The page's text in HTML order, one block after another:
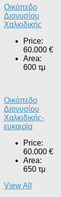
Οικόπεδο
Διονυσίου
Χαλκιδικής
Price:
60.000 €
Area:
600 τμ
Οικόπεδο
Διονυσίου
Χαλκιδικής-
ευκαιρία
Price:
60.000 €
Area:
650 τμ
View All